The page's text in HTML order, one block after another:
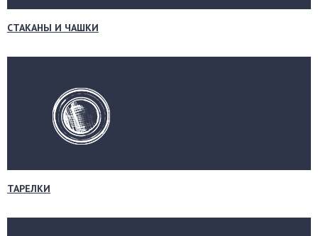
СТАКАНЫ И ЧАШКИ
ТАРЕЛКИ